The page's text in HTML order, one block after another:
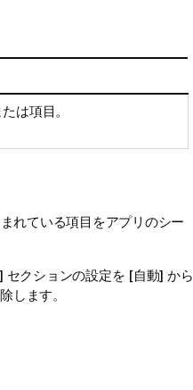
は項目。
れている項目をアプリのシー
クションの設定を [自動] から
します。